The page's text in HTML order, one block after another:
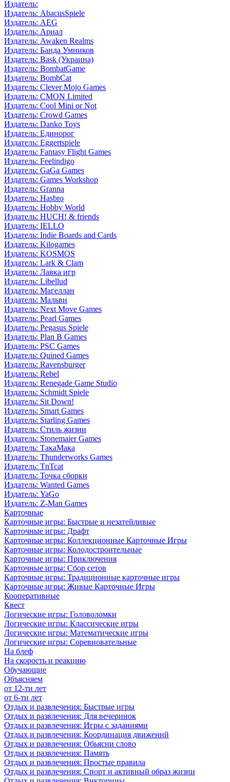
Издатель:
Издатель: AbacusSpiele
Издатель: AEG
Издатель: Ариал
Издатель: Awaken Realms
Издатель: Банда Умников
Издатель: Bask (Украина)
Издатель: BombatGame
Издатель: BombCat
Издатель: Clever Mojo Games
Издатель: CMON Limited
Издатель: Cool Mini or Not
Издатель: Crowd Games
Издатель: Danko Toys
Издатель: Единорог
Издатель: Eggertspiele
Издатель: Fantasy Flight Games
Издатель: Feelindigo
Издатель: GaGa Games
Издатель: Games Workshop
Издатель: Granna
Издатель: Hasbro
Издатель: Hobby World
Издатель: HUCH! & friends
Издатель: IELLO
Издатель: Indie Boards and Cards
Издатель: Kilogames
Издатель: KOSMOS
Издатель: Lark & Clam
Издатель: Лавка игр
Издатель: Libellud
Издатель: Магеллан
Издатель: Мальви
Издатель: Next Move Games
Издатель: Pearl Games
Издатель: Pegasus Spiele
Издатель: Plan B Games
Издатель: PSC Games
Издатель: Quined Games
Издатель: Ravensburger
Издатель: Rebel
Издатель: Renegade Game Studio
Издатель: Schmidt Spiele
Издатель: Sit Down!
Издатель: Smart Games
Издатель: Starling Games
Издатель: Стиль жизни
Издатель: Stonemaier Games
Издатель: ТакаМака
Издатель: Thunderworks Games
Издатель: TnTcat
Издатель: Точка сборки
Издатель: Wanted Games
Издатель: YaGo
Издатель: Z-Man Games
Карточные
Карточные игры: Быстрые и незатейливые
Карточные игры: Драфт
Карточные игры: Коллекционные Карточные Игры
Карточные игры: Колодостроительные
Карточные игры: Приключения
Карточные игры: Сбор сетов
Карточные игры: Традиционные карточные игры
Карточные игры: Живые Карточные Игры
Кооперативные
Квест
Логические игры: Головоломки
Логические игры: Классические игры
Логические игры: Математические игры
Логические игры: Соревновательные
На блеф
На скорость и реакцию
Обучающие
Объясняем
от 12-ти лет
от 6-ти лет
Отдых и развлечения: Быстрые игры
Отдых и развлечения: Для вечеринок
Отдых и развлечения: Игры с заданиями
Отдых и развлечения: Координация движений
Отдых и развлечения: Обьясни слово
Отдых и развлечения: Память
Отдых и развлечения: Простые правила
Отдых и развлечения: Спорт и активный образ жизни